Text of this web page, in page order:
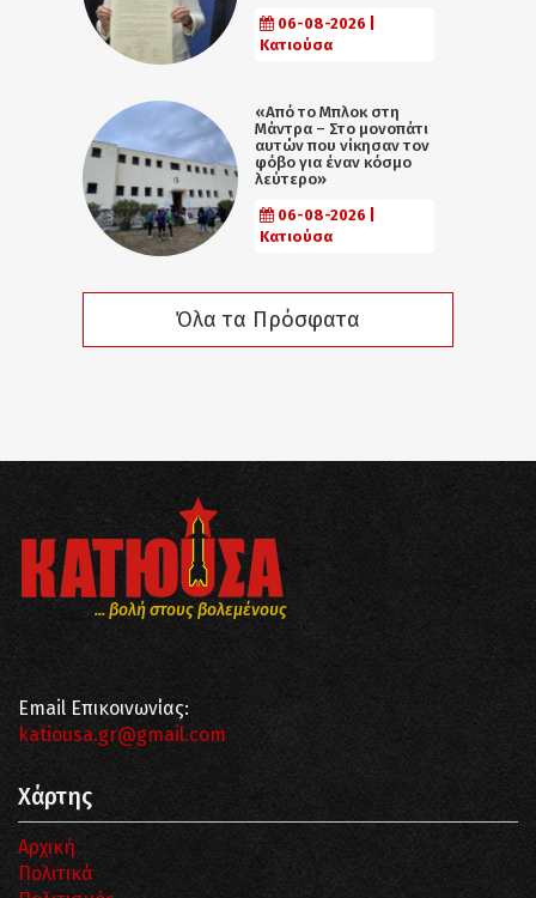
06-08-2026 |
Κατιούσα
«Από το Μπλοκ στη
Μάντρα – Στο μονοπάτι
αυτών που νίκησαν τον
φόβο για έναν κόσμο
λεύτερο»
06-08-2026 |
Κατιούσα
Όλα τα Πρόσφατα
... βολή στους βολεμένους
Email Επικοινωνίας:
katiousa.gr@gmail.com
Χάρτης
Αρχική
Πολιτικά